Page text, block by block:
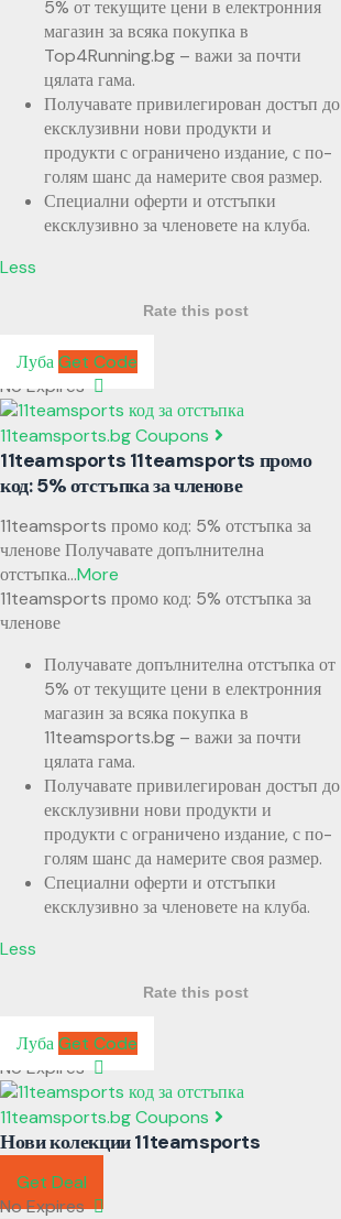
5% от текущите цени в електронния
магазин за всяка покупка в
Top4Running.bg – важи за почти
цялата гама.
Получавате привилегирован достъп до
ексклузивни нови продукти и
продукти с ограничено издание, с по-
голям шанс да намерите своя размер.
Специални оферти и отстъпки
ексклузивно за членовете на клуба.
Less
Rate this post
ЛубаGet Code
No Expires
11teamsports.bg Coupons
11teamsports 11teamsports промо
код: 5% отстъпка за членове
11teamsports промо код: 5% отстъпка за
членове Получавате допълнителна
отстъпка...More
11teamsports промо код: 5% отстъпка за
членове
Получавате допълнителна отстъпка от
5% от текущите цени в електронния
магазин за всяка покупка в
11teamsports.bg – важи за почти
цялата гама.
Получавате привилегирован достъп до
ексклузивни нови продукти и
продукти с ограничено издание, с по-
голям шанс да намерите своя размер.
Специални оферти и отстъпки
ексклузивно за членовете на клуба.
Less
Rate this post
ЛубаGet Code
No Expires
11teamsports.bg Coupons
Нови колекции 11teamsports
Get Deal
No Expires